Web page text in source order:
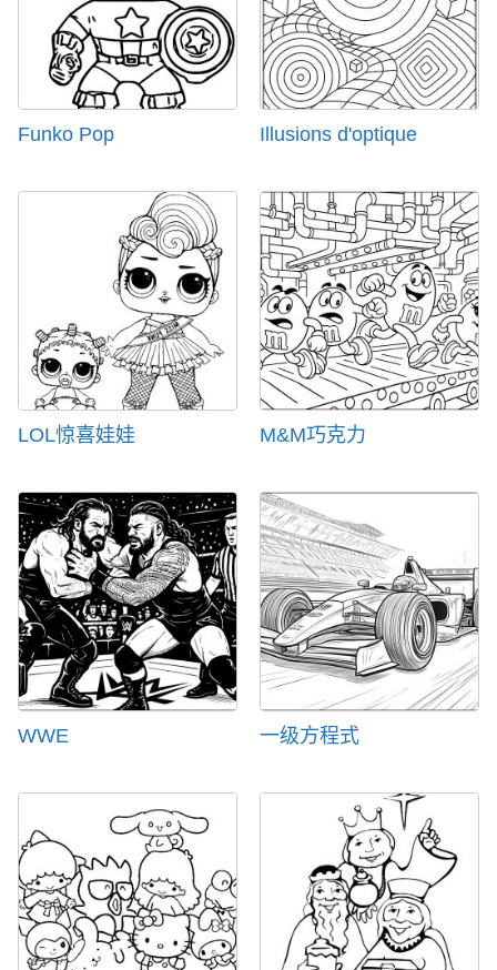
Funko Pop Illusions d'optique
LOL惊喜娃娃 M&M巧克力
WWE 一级方程式